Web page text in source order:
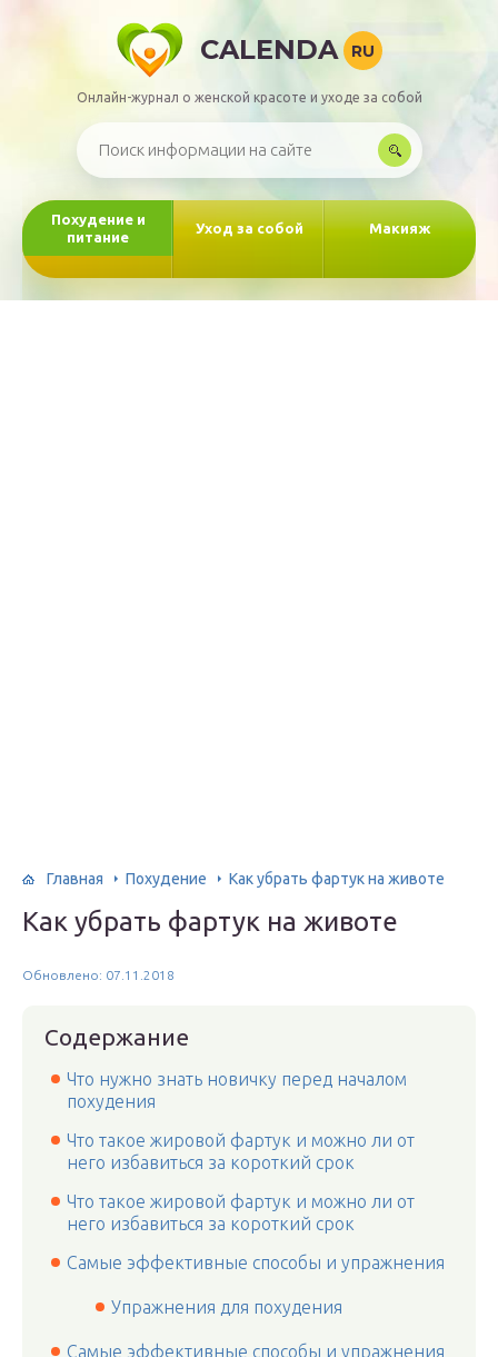
CALENDA RU
Онлайн-журнал о женской красоте и уходе за собой
Похудение и
питание
Уход за собой Макияж
Главная Похудение Как убрать фартук на животе
Как убрать фартук на животе
Обновлено: 07.11.2018
Содержание
Что нужно знать новичку перед началом
похудения
Что такое жировой фартук и можно ли от
него избавиться за короткий срок
Что такое жировой фартук и можно ли от
него избавиться за короткий срок
Самые эффективные способы и упражнения
Упражнения для похудения
Самые эффективные способы и упражнения